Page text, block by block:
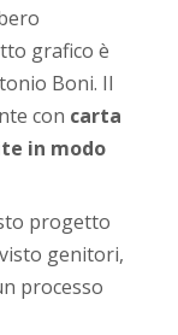
grafico è
Boni. Il
con carta
in modo
progetto
genitori,
processo